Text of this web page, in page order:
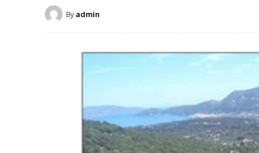
By admin